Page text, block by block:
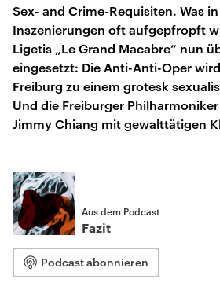
Sex- and Crime-Requisiten. Was
Inszenierungen oft aufgepfropft
Ligetis „Le Grand Macabre“ nun
eingesetzt: Die Anti-Anti-Oper
Freiburg zu einem grotesk
Und die Freiburger
Jimmy Chiang mit gewalttätigen
Aus dem Podcast
Fazit
Podcast abonnieren